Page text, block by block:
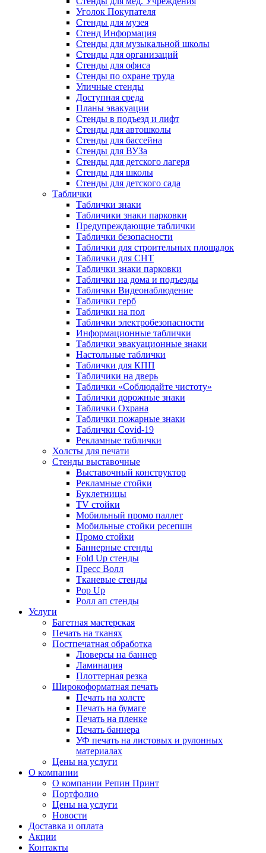
Уголок Покупателя
Стенды для музея
Стенд Информация
Стенды для музыкальной школы
Стенды для организаций
Стенды для офиса
Стенды по охране труда
Уличные стенды
Доступная среда
Планы эвакуации
Стенды в подъезд и лифт
Стенды для автошколы
Стенды для бассейна
Стенды для ВУЗа
Стенды для детского лагеря
Стенды для школы
Стенды для детского сада
Таблички
Таблички знаки
Табличики знаки парковки
Предупреждающие таблички
Таблички безопасности
Таблички для строительных площадок
Таблички для СНТ
Таблички знаки парковки
Таблички на дома и подъезды
Таблички Видеонаблюдение
Таблички герб
Таблички на пол
Таблички электробезопасности
Информационные таблички
Таблички эвакуационные знаки
Настольные таблички
Таблички для КПП
Табличики на дверь
Таблички «Соблюдайте чистоту»
Таблички дорожные знаки
Таблички Охрана
Таблички пожарные знаки
Таблички Covid-19
Рекламные таблички
Холсты для печати
Стенды выставочные
Выставочный конструктор
Рекламные стойки
Буклетницы
TV стойки
Мобильный промо паллет
Мобильные стойки ресепшн
Промо стойки
Баннерные стенды
Fold Up стенды
Пресс Волл
Тканевые стенды
Pop Up
Ролл ап стенды
Услуги
Багетная мастерская
Печать на тканях
Постпечатная обработка
Люверсы на баннер
Ламинация
Плоттерная резка
Широкоформатная печать
Печать на холсте
Печать на бумаге
Печать на пленке
Печать баннера
УФ печать на листовых и рулонных
материалах
Цены на услуги
О компании
О компании Репин Принт
Портфолио
Цены на услуги
Новости
Доставка и оплата
Акции
Контакты